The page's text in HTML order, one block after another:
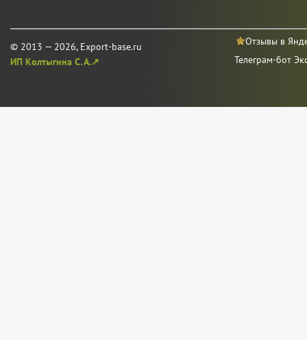
© 2013 — 2026, Export-base.ru
ИП Колтыгина С. А.↗
Отзывы в
Телеграм-бот